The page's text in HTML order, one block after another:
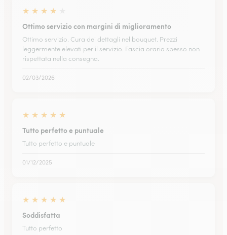
★ ★ ★ ★
Ottimo servizio con margini di miglioramento
Ottimo servizio. Cura dei dettagli nel bouquet. Prezzi
leggermente elevati per il servizio. Fascia oraria spesso non
rispettata nella consegna.
02/03/2026
★ ★ ★ ★ ★
Tutto perfetto e puntuale
Tutto perfetto e puntuale
01/12/2025
★ ★ ★ ★ ★
Soddisfatta
Tutto perfetto